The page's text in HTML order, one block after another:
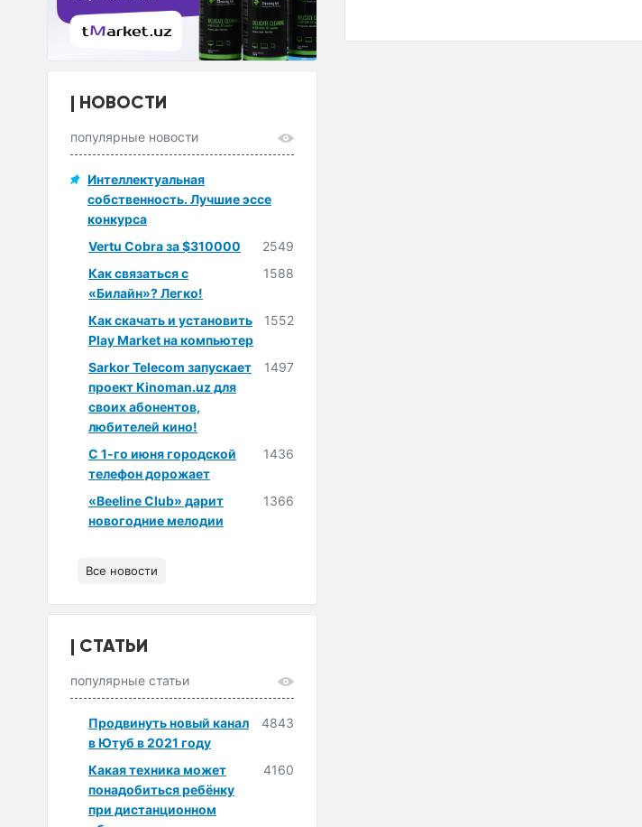
НОВОСТИ
популярные новости
Интеллектуальная
собственность. Лучшие эссе
конкурса
Vertu Cobra за $310000
2549
Как связаться с
«Билайн»? Легко!
1588
Как скачать и установить
Play Market на компьютер
1552
Sarkor Telecom запускает
проект Kinoman.uz для
своих абонентов,
любителей кино!
1497
С 1-го июня городской
телефон дорожает
1436
«Beeline Club» дарит
новогодние мелодии
1366
Все новости
СТАТЬИ
популярные статьи
Продвинуть новый канал
в Ютуб в 2021 году
4843
Какая техника может
понадобиться ребёнку
при дистанционном
4160